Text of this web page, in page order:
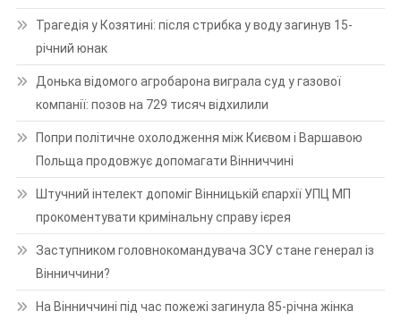
Трагедія у Козятині: після стрибка у воду загинув 15-
річний юнак
Донька відомого агробарона виграла суд у газової
компанії: позов на 729 тисяч відхилили
Попри політичне охолодження між Києвом і Варшавою
Польща продовжує допомагати Вінниччині
Штучний інтелект допоміг Вінницькій єпархії УПЦ МП
прокоментувати кримінальну справу ієрея
Заступником головнокомандувача ЗСУ стане генерал із
Вінниччини?
На Вінниччині під час пожежі загинула 85-річна жінка